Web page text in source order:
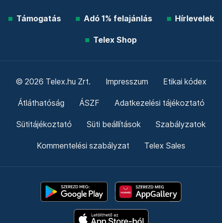
Támogatás Adó 1% felajánlás Hírlevelek
Telex Shop
© 2026 Telex.hu Zrt. Impresszum Etikai kódex
Átláthatóság ÁSZF Adatkezelési tájékoztató
Sütitájékoztató Süti beállítások Szabályzatok
Kommentelési szabályzat Telex Sales